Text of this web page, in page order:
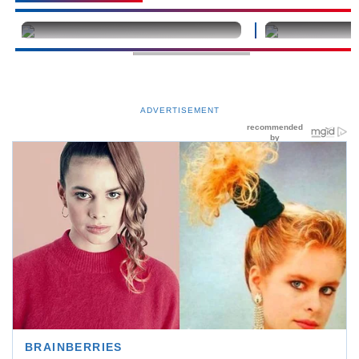
undefined undefined
ADVERTISEMENT